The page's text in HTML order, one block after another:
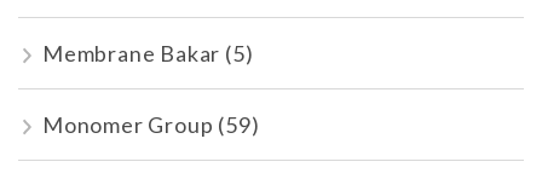
Membrane Bakar (5)
Monomer Group (59)